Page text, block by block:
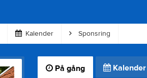
Kalender Sponsring
På gång Kalender